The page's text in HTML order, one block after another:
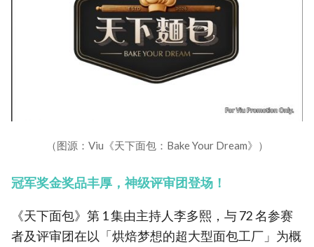
（图源：Viu《天下面包：Bake Your Dream》）
冠军奖金奖品丰厚，神级评审团登场！
《天下面包》第 1 集由主持人李多熙，与 72 名参赛
者及评审团在以「烘焙梦想的超大型面包工厂」为概